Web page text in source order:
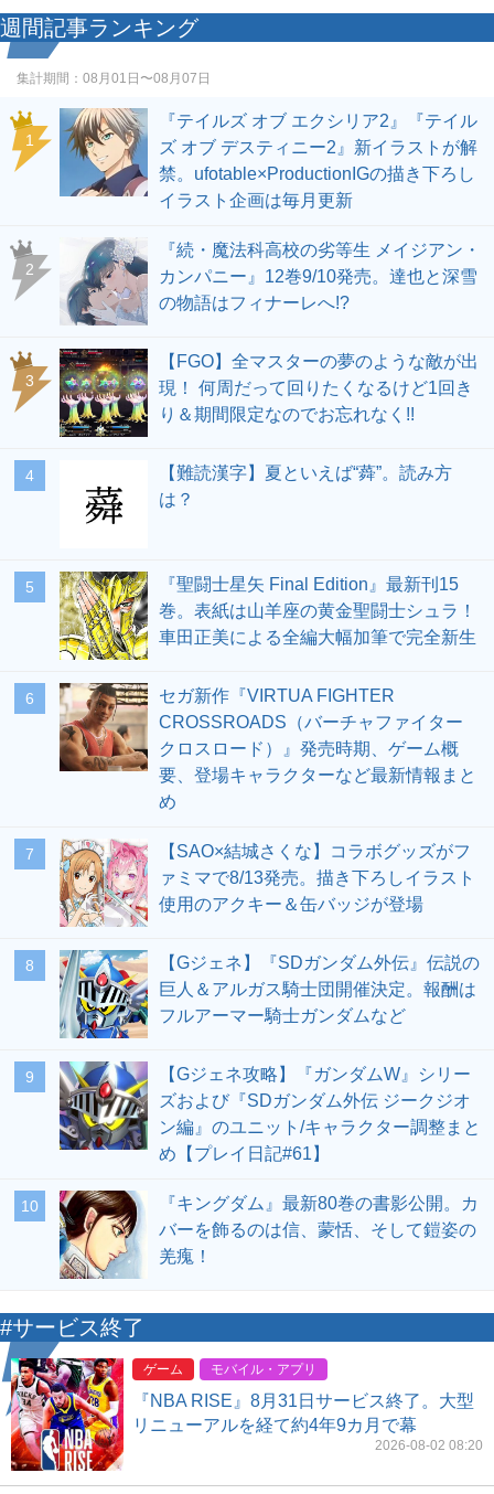
週間記事ランキング
集計期間： 08月01日〜08月07日
1
『テイルズ オブ エクシリア2』『テイル
ズ オブ デスティニー2』新イラストが解
禁。ufotable×ProductionIGの描き下ろし
イラスト企画は毎月更新
2
『続・魔法科高校の劣等生 メイジアン・
カンパニー』12巻9/10発売。達也と深雪
の物語はフィナーレへ!?
3
【FGO】全マスターの夢のような敵が出
現！ 何周だって回りたくなるけど1回き
り＆期間限定なのでお忘れなく!!
4
【難読漢字】夏といえば“蕣”。読み方
は？
5
『聖闘士星矢 Final Edition』最新刊15
巻。表紙は山羊座の黄金聖闘士シュラ！
車田正美による全編大幅加筆で完全新生
6
セガ新作『VIRTUA FIGHTER
CROSSROADS（バーチャファイター
クロスロード）』発売時期、ゲーム概
要、登場キャラクターなど最新情報まと
め
7
【SAO×結城さくな】コラボグッズがフ
ァミマで8/13発売。描き下ろしイラスト
使用のアクキー＆缶バッジが登場
8
【Gジェネ】『SDガンダム外伝』伝説の
巨人＆アルガス騎士団開催決定。報酬は
フルアーマー騎士ガンダムなど
9
【Gジェネ攻略】『ガンダムW』シリー
ズおよび『SDガンダム外伝 ジークジオ
ン編』のユニット/キャラクター調整まと
め【プレイ日記#61】
10
『キングダム』最新80巻の書影公開。カ
バーを飾るのは信、蒙恬、そして鎧姿の
羌瘣！
#サービス終了
ゲーム モバイル・アプリ
『NBA RISE』8月31日サービス終了。大型
リニューアルを経て約4年9カ月で幕
2026-08-02 08:20